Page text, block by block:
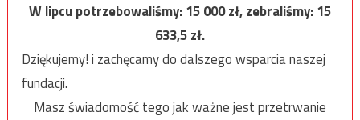
W lipcu potrzebowaliśmy:15 000zł, zebraliśmy:15
633,5zł.
Dziękujemy! i zachęcamy do dalszego wsparcia naszej
fundacji.
Masz świadomość tego jak ważne jest przetrwanie